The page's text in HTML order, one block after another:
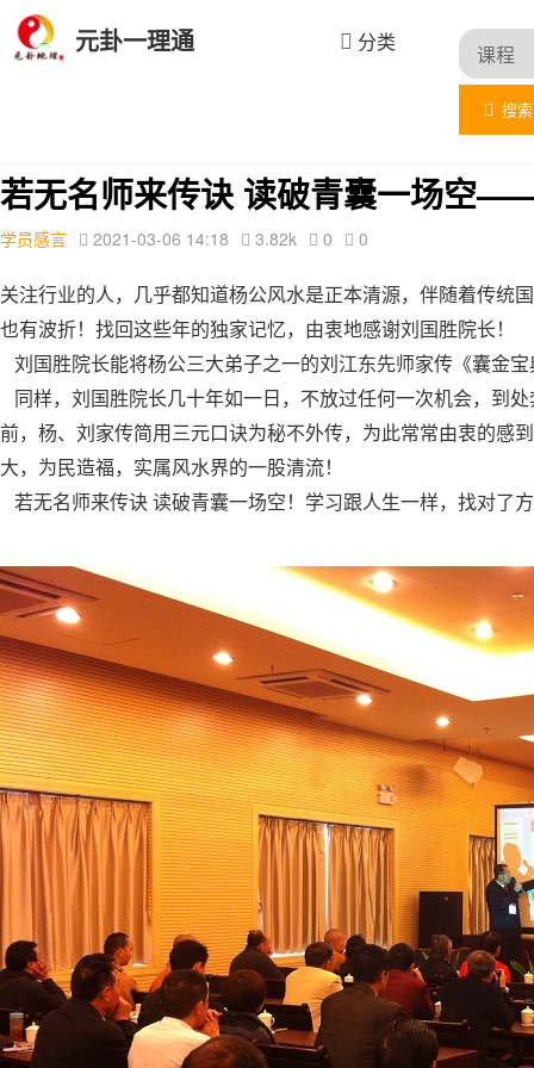
元卦一理通 分类
搜索
若无名师来传诀 读破青囊一场空
学员感言 2021-03-06 14:18 3.82k 0 0
关注行业的人，几乎都知道杨公风水是正本清源，伴随着传统
也有波折！找回这些年的独家记忆，由衷地感谢刘国胜院长！
刘国胜院长能将杨公三大弟子之一的刘江东先师家传《囊金
同样，刘国胜院长几十年如一日，不放过任何一次机会，到
前，杨、刘家传简用三元口诀为秘不外传，为此常常由衷的感
大，为民造福，实属风水界的一股清流！
若无名师来传诀 读破青囊一场空！学习跟人生一样，找对了